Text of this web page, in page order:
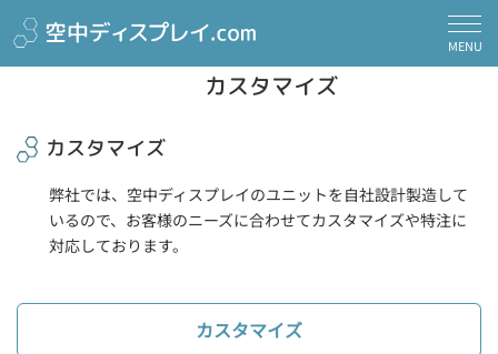
MENU
カスタマイズ
カスタマイズ
弊社では、空中ディスプレイのユニットを自社設計製造して
いるので、お客様のニーズに合わせてカスタマイズや特注に
対応しております。
カスタマイズ